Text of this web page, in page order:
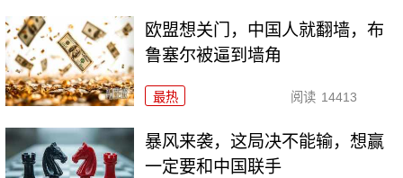
欧盟想关门，中国人就翻墙，布
鲁塞尔被逼到墙角
最热 阅读 14413
暴风来袭，这局决不能输，想赢
一定要和中国联手